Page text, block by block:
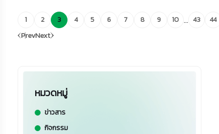
1 2 3 4 5 6 7 8 9 10 ... 43 44
PrevNext
หมวดหมู่
ข่าวสาร
กิจกรรม